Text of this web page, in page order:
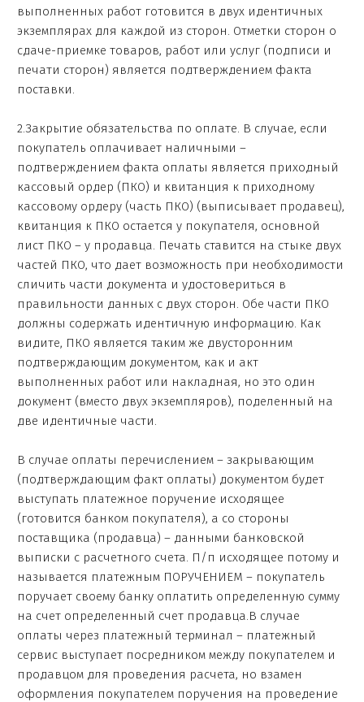
выполненных работ готовится в двух идентичных
экземплярах для каждой из сторон. Отметки сторон о
сдаче-приемке товаров, работ или услуг (подписи и
печати сторон) является подтверждением факта
поставки.
2.Закрытие обязательства по оплате. В случае, если
покупатель оплачивает наличными –
подтверждением факта оплаты является приходный
кассовый ордер (ПКО) и квитанция к приходному
кассовому ордеру (часть ПКО) (выписывает продавец),
квитанция к ПКО остается у покупателя, основной
лист ПКО – у продавца. Печать ставится на стыке двух
частей ПКО, что дает возможность при необходимости
сличить части документа и удостовериться в
правильности данных с двух сторон. Обе части ПКО
должны содержать идентичную информацию. Как
видите, ПКО является таким же двусторонним
подтверждающим документом, как и акт
выполненных работ или накладная, но это один
документ (вместо двух экземпляров), поделенный на
две идентичные части.
В случае оплаты перечислением – закрывающим
(подтверждающим факт оплаты) документом будет
выступать платежное поручение исходящее
(готовится банком покупателя), а со стороны
поставщика (продавца) – данными банковской
выписки с расчетного счета. П/п исходящее потому и
называется платежным ПОРУЧЕНИЕМ – покупатель
поручает своему банку оплатить определенную сумму
на счет определенный счет продавца.В случае
оплаты через платежный терминал – платежный
сервис выступает посредником между покупателем и
продавцом для проведения расчета, но взамен
оформления покупателем поручения на проведение